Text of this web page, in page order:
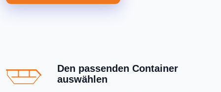
Den passenden Container
auswählen